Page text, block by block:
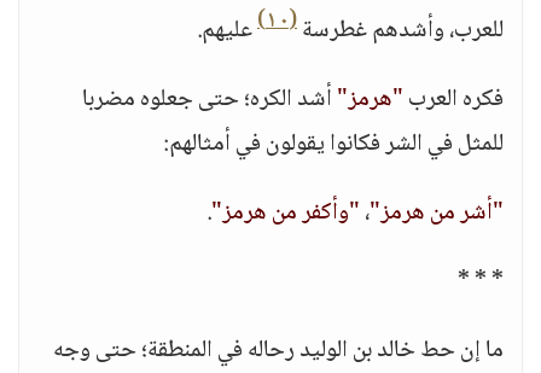
للعرب، وأشدهم غطرسة(١٠)
عليهم.
فكره العرب"هرمز"أشد الكره؛ حتى جعلوه مضربا
للمثل في الشر فكانوا يقولون في أمثالهم:
"أشر من هرمز"،"وأكفر من هرمز".
* * *
ما إن حط خالد بن الوليد رحاله في المنطقة؛ حتى وجه